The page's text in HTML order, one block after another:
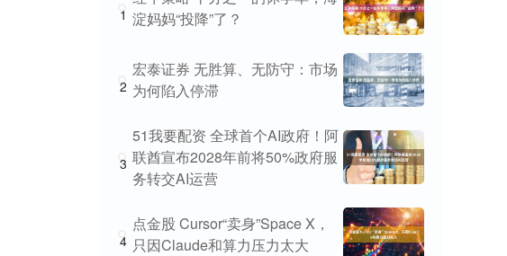
1 淀妈妈“投降”了？
2
宏泰证券 无胜算、无防守：市场
为何陷入停滞
3
51我要配资 全球首个AI政府！阿
联酋宣布2028年前将50%政府服
务转交AI运营
4
点金股 Cursor“卖身”Space X，
只因Claude和算力压力太大